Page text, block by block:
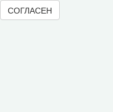
СОГЛАСЕН